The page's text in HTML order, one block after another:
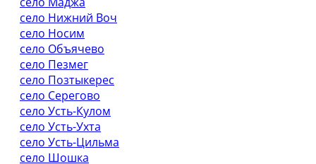
село Нижний Воч
село Носим
село Объячево
село Пезмег
село Позтыкерес
село Серегово
село Усть-Кулом
село Усть-Ухта
село Усть-Цильма
село Шошка